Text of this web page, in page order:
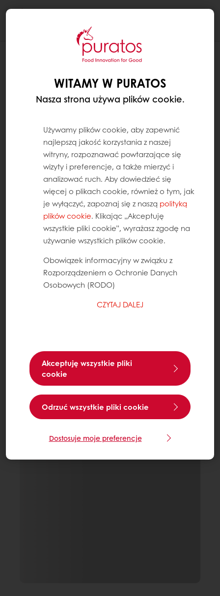
WITAMY W PURATOS
Nasza strona używa plików cookie.
Używamy plików cookie, aby zapewnić
najlepszą jakość korzystania z naszej
witryny, rozpoznawać powtarzające się
wizyty i preferencje, a także mierzyć i
analizować ruch. Aby dowiedzieć się
więcej o plikach cookie, również o tym, jak
je wyłączyć, zapoznaj się z naszą polityką
plików cookie. Klikając „Akceptuję
wszystkie pliki cookie”, wyrażasz zgodę na
używanie wszystkich plików cookie.
Obowiązek informacyjny w związku z
Rozporządzeniem o Ochronie Danych
Osobowych (RODO)
CZYTAJ DALEJ
Akceptuję wszystkie pliki
cookie
Odrzuć wszystkie pliki cookie
Dostosuje moje preferencje